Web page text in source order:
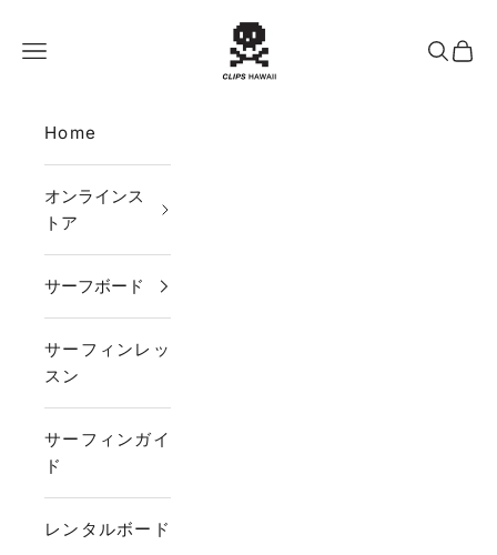
CLIPS HAWAII
メニュー
検索カー
Home
オンラインス
トア
サーフボード
サーフィンレッ
スン
サーフィンガイ
ド
レンタルボード